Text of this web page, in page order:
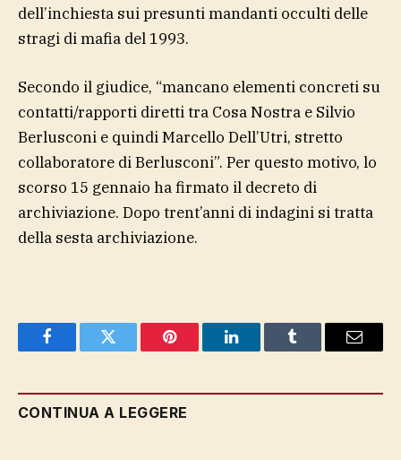
dell’inchiesta sui presunti mandanti occulti delle
stragi di mafia del 1993.
Secondo il giudice, “mancano elementi concreti su
contatti/rapporti diretti tra Cosa Nostra e Silvio
Berlusconi e quindi Marcello Dell’Utri, stretto
collaboratore di Berlusconi”. Per questo motivo, lo
scorso 15 gennaio ha firmato il decreto di
archiviazione. Dopo trent’anni di indagini si tratta
della sesta archiviazione.
FacebookTwitter Pinterest LinkedInTumblr Email
CONTINUA A LEGGERE